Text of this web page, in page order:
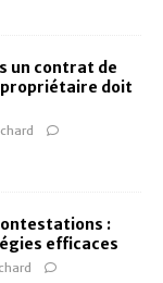
un contrat de
doit
:
efficaces